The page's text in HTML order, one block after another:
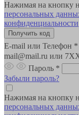
Нажимая на кнопку
персональных
конфиденциальности
E-mail или Телефон *
mail@mail.ru или
Пароль *
Забыли пароль?
Нажимая на кнопку
персональных